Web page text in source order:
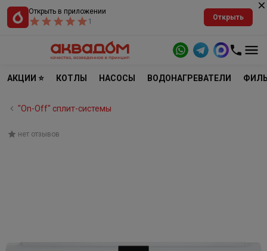
Открыть в приложении
1
Открыть
АКЦИИ ⭐ КОТЛЫ НАСОСЫ ВОДОНАГРЕВАТЕЛИ
"On-Off" cплит-системы
нет отзывов